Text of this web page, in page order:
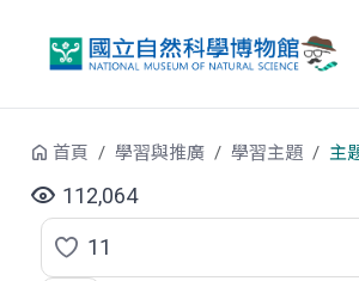
首頁 學習與推廣 學習主題 主
112,064
點
11